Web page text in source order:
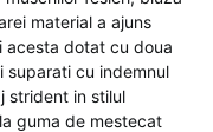
material a ajuns
acesta dotat cu doua
suparati cu indemnul
strident in stilul
guma de mestecat